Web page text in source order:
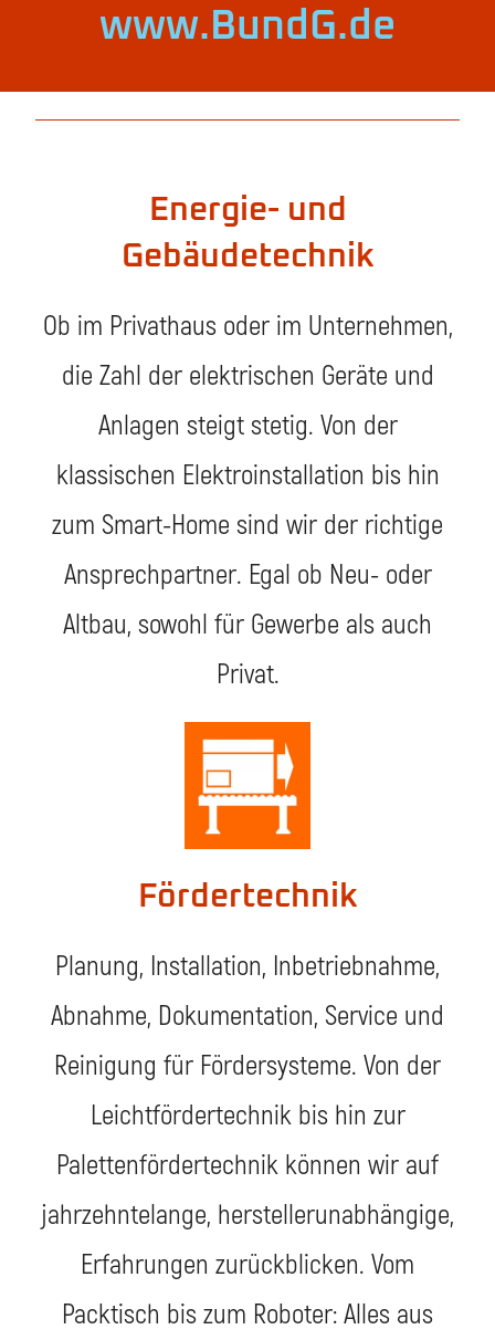
www.BundG.de
Energie- und
Gebäudetechnik
Ob im Privathaus oder im Unternehmen,
die Zahl der elektrischen Geräte und
Anlagen steigt stetig. Von der
klassischen Elektroinstallation bis hin
zum Smart-Home sind wir der richtige
Ansprechpartner. Egal ob Neu- oder
Altbau, sowohl für Gewerbe als auch
Privat.
Fördertechnik
Planung, Installation, Inbetriebnahme,
Abnahme, Dokumentation, Service und
Reinigung für Fördersysteme. Von der
Leichtfördertechnik bis hin zur
Palettenfördertechnik können wir auf
jahrzehntelange, herstellerunabhängige,
Erfahrungen zurückblicken. Vom
Packtisch bis zum Roboter: Alles aus